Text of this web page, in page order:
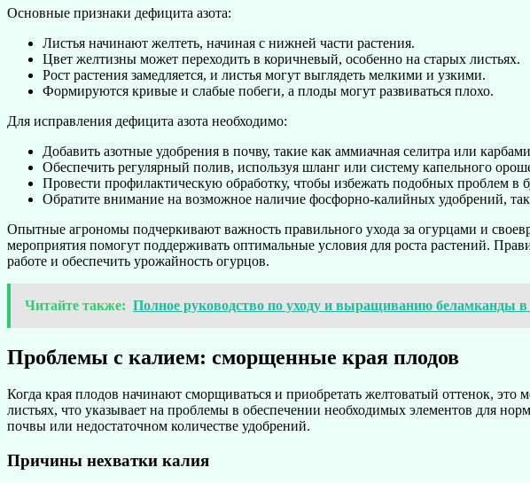
Основные признаки дефицита азота:
Листья начинают желтеть, начиная с нижней части растения.
Цвет желтизны может переходить в коричневый, особенно на старых листьях.
Рост растения замедляется, и листья могут выглядеть мелкими и узкими.
Формируются кривые и слабые побеги, а плоды могут развиваться плохо.
Для исправления дефицита азота необходимо:
Добавить азотные удобрения в почву, такие как аммиачная селитра или
Обеспечить регулярный полив, используя шланг или систему капельного
Провести профилактическую обработку, чтобы избежать подобных проблем в
Обратите внимание на возможное наличие фосфорно-калийных удобрений,
Опытные агрономы подчеркивают важность правильного ухода за огурцами и
мероприятия помогут поддерживать оптимальные условия для роста растений.
работе и обеспечить урожайность огурцов.
Читайте также: Полное руководство по уходу и выращиванию беламканды
Проблемы с калием: сморщенные края плодов
Когда края плодов начинают сморщиваться и приобретать желтоватый оттенок,
листьях, что указывает на проблемы в обеспечении необходимых элементов для
почвы или недостаточном количестве удобрений.
Причины нехватки калия